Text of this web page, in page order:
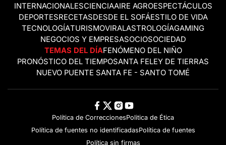
INTERNACIONALESCIENCIAAIRE AGROESPECTÁCULOS
DEPORTESRECETASDESDE EL SOFÁESTILO DE VIDA
TECNOLOGÍATURISMOVIRALASTROLOGÍAGAMING
NEGOCIOS Y EMPRESASOCIOSOCIEDAD
TEMAS DEL DÍAFENÓMENO DEL NIÑO
PRONÓSTICO DEL TIEMPOSANTA FELEY DE TIERRAS
NUEVO PUENTE SANTA FE - SANTO TOMÉ
Política de CorreccionesPolitica de Ética
Política de fuentes no identificadasPolítica de fuentes
Política sin firmas